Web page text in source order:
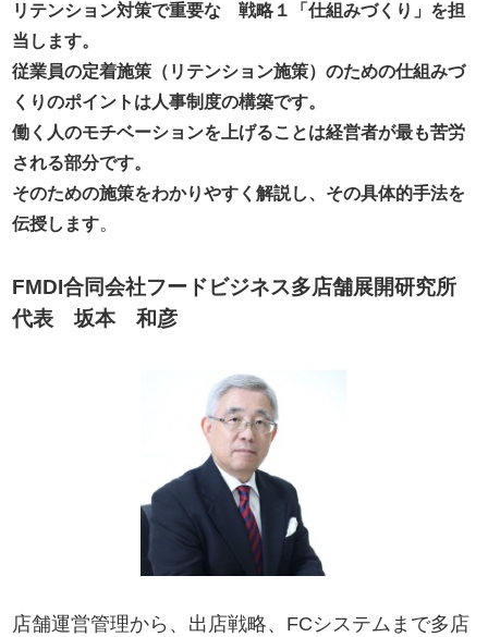
リテンション対策で重要な 戦略１「仕組みづくり」を担
当します。
従業員の定着施策（リテンション施策）のための仕組みづ
くりのポイントは人事制度の構築です。
働く人のモチベーションを上げることは経営者が最も苦労
される部分です。
そのための施策をわかりやすく解説し、その具体的手法を
伝授します。
FMDI合同会社フードビジネス多店舗展開研究所
代表 坂本 和彦
店舗運営管理から、出店戦略、FCシステムまで多店